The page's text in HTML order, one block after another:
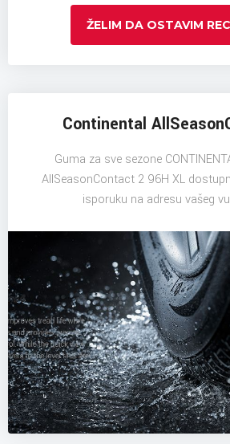
ŽELIM DA OSTAVIM
Continental
Guma za sve sezone
AllSeasonContact 2 96H XL
isporuku na adresu vašeg